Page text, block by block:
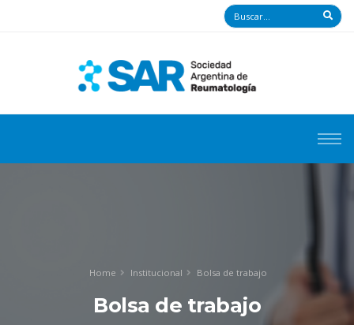
Home Institucional Bolsa de trabajo
Bolsa de trabajo